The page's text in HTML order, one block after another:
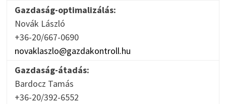
Gazdaság-optimalizálás:
Novák László
+36-20/667-0690
novaklaszlo@gazdakontroll.hu
Gazdaság-átadás:
Bardocz Tamás
+36-20/392-6552